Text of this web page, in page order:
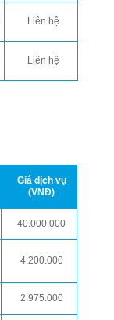
Liên hệ
Liên hệ
Giá dịch vụ
(VNĐ)
40.000.000
4.200.000
2.975.000